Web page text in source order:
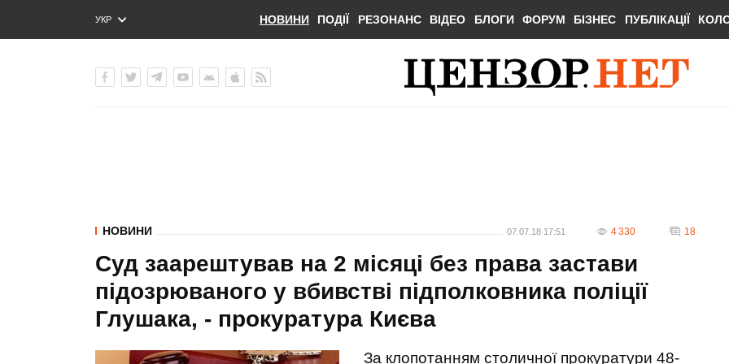
УКР
ENG
НОВИНИ ПОДІЇ РЕЗОНАНС ВІДЕО БЛОГИ ФОРУМ БІЗНЕС ПУБЛІКАЦІЇ
НОВИНИ 07.07.18 17:51 4 330 18
Суд заарештував на 2 місяці без права застави
підозрюваного у вбивстві підполковника поліції
Глушака, - прокуратура Києва
За клопотанням столичної прокуратури 48-